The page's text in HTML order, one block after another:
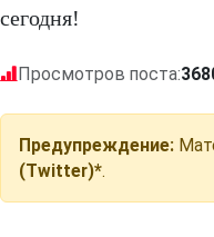
сегодня!
Просмотров поста:
Предупреждение:
(Twitter)*.